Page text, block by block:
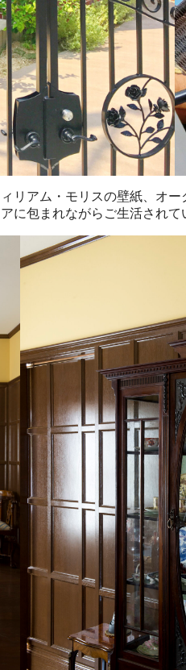
リアム・モリスの壁紙、オ
に包まれながらご生活されて